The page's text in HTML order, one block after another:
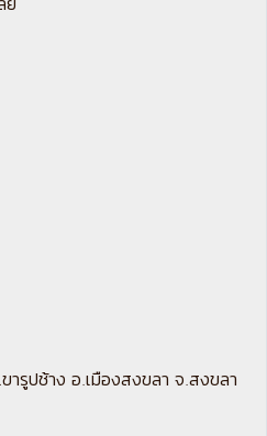
รูปช้าง อ.เมืองสงขลา จ.สงขลา